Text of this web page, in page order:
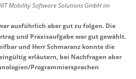
Mobility Software Solutions GmbH im
ausführlich aber gut zu folgen. Die
und Praxisaufgabe war gut gewählt.
und Herr Schmaranz konnte die
erläutern, bei Nachfragen aber
Programmiersprachen